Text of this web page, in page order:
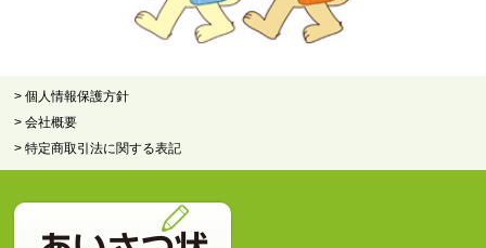
> 個人情報保護方針
> 会社概要
> 特定商取引法に関する表記